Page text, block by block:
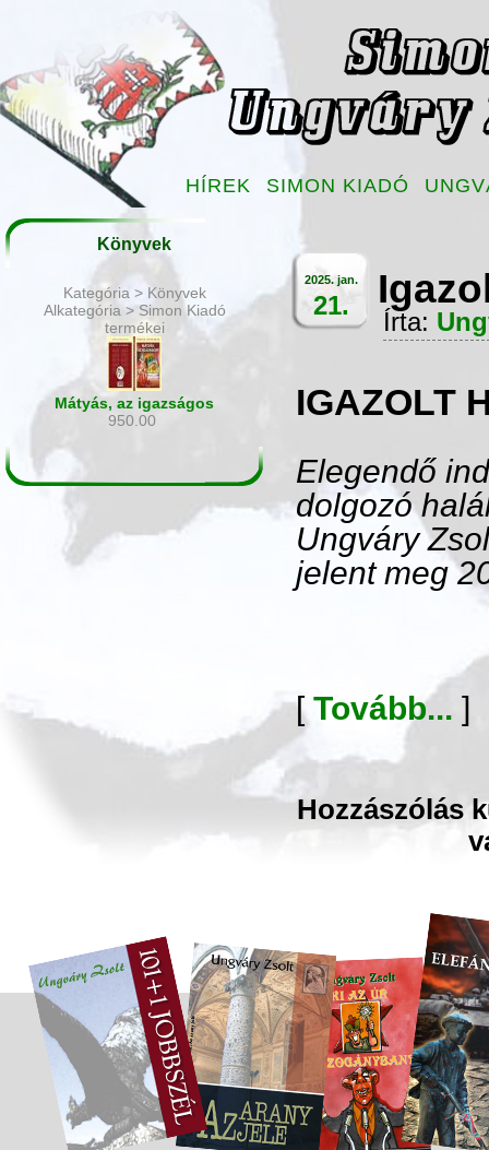
HÍREK SIMON KIADÓ
Könyvek
Kategória > Könyvek
Alkategória > Simon Kiadó
termékei
Mátyás, az igazságos
950.00
2025. jan.
21.
Írta:
IGAZOLT
Elegendő
dolgozó
Ungváry
jelent meg
[ Tovább... ]
Hozzászólás